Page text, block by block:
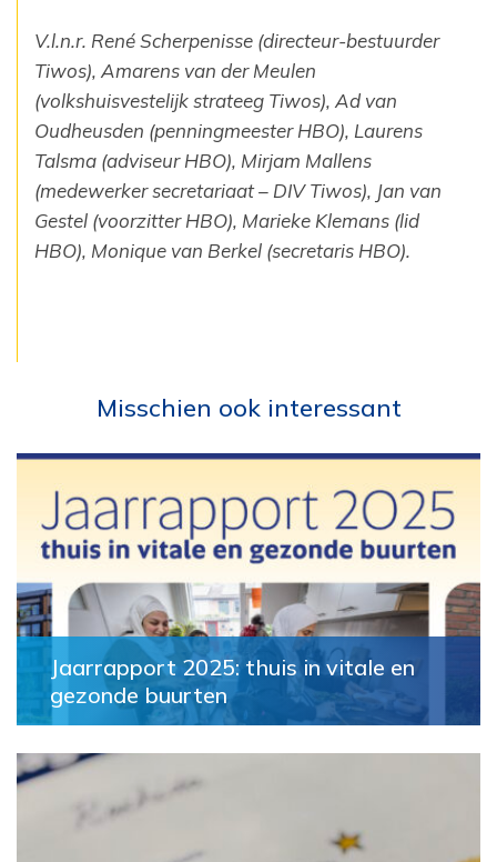
V.l.n.r. René Scherpenisse (directeur-bestuurder
Tiwos), Amarens van der Meulen
(volkshuisvestelijk strateeg Tiwos), Ad van
Oudheusden (penningmeester HBO), Laurens
Talsma (adviseur HBO), Mirjam Mallens
(medewerker secretariaat – DIV Tiwos), Jan van
Gestel (voorzitter HBO), Marieke Klemans (lid
HBO), Monique van Berkel (secretaris HBO).
Misschien ook interessant
Jaarrapport 2025: thuis in vitale en
gezonde buurten